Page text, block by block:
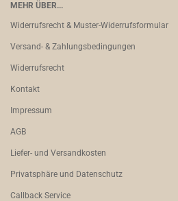
MEHR ÜBER...
Widerrufsrecht & Muster-Widerrufsformular
Versand- & Zahlungsbedingungen
Widerrufsrecht
Kontakt
Impressum
AGB
Liefer- und Versandkosten
Privatsphäre und Datenschutz
Callback Service